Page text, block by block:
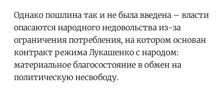
Однако пошлина так и не была введена – власти
опасаются народного недовольства из-за
ограничения потребления, на котором основан
контракт режима Лукашенко с народом:
материальное благосостояние в обмен на
политическую несвободу.